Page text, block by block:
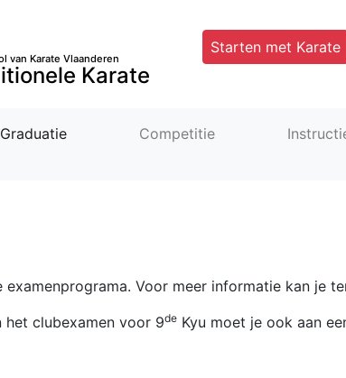
van Karate Vlaanderen
Karate
Starten met Karate
Graduatie Competitie
Voor meer informatie kan je
het clubexamen voor 9de Kyu moet je ook aan